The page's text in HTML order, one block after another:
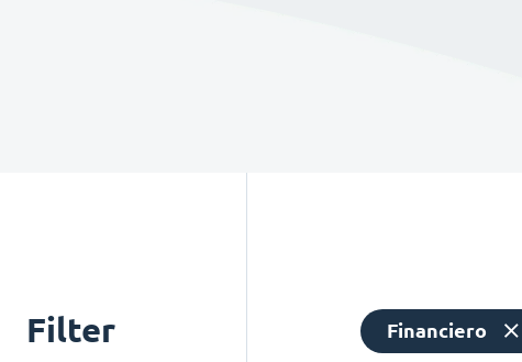
Filter Financiero